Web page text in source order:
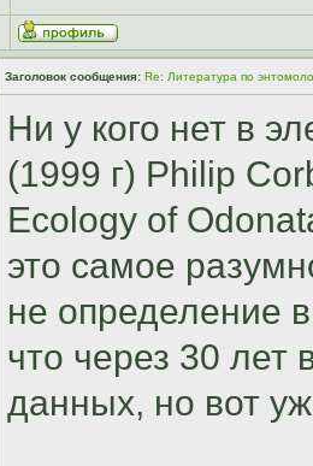
Заголовок сообщения: Re: Литература по
Ни у кого нет в
(1999 г) Philip
Ecology of
это самое
не определение
что через 30 лет
данных, но вот